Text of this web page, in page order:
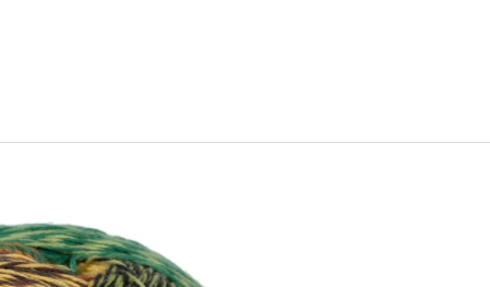
– NEREZOVÉ PEVNÉ